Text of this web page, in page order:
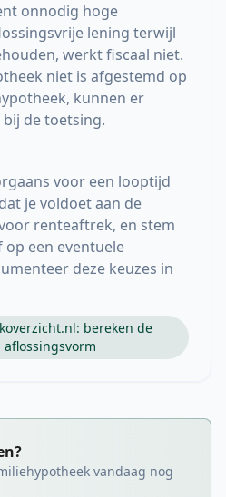
onnodig hoge
lening terwijl
werkt fiscaal niet.
niet is afgestemd op
kunnen er
de toetsing.
voor een looptijd
je voldoet aan de
renteaftrek, en stem
een eventuele
deze keuzes in
bereken de
vandaag nog